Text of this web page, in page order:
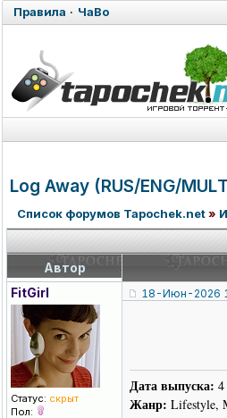
Правила · ЧаВо
Log Away (RUS/ENG/MUL
Список форумов Tapochek.net»
Автор
FitGirl
Статус: скрыт
Пол:
18-Июн-2026
Дата выпуска: 4
Жанр: Lifestyle,